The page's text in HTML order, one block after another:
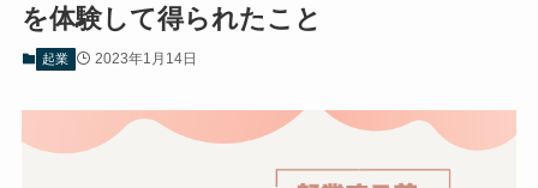
を体験して得られたこと
起業 2023年1月14日